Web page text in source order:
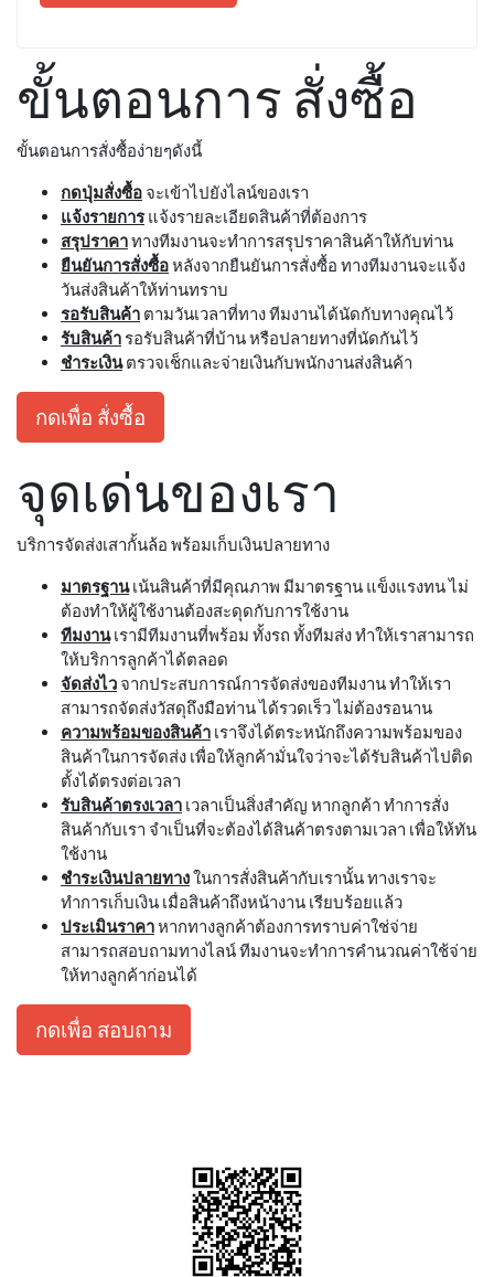
ขั้นตอนการ สั่งซื้อ
ขั้นตอนการสั่งซื้อง่ายๆดังนี้
กดปุ่มสั่งซื้อ จะเข้าไปยังไลน์ของเรา
แจ้งรายการแจ้งรายละเอียดสินค้าที่ต้องการ
สรุปราคาทางทีมงานจะทำการสรุปราคาสินค้าให้กับท่าน
ยืนยันการสั่งซื้อหลังจากยืนยันการสั่งซื้อ ทางทีมงานจะแจ้ง
วันส่งสินค้าให้ท่านทราบ
รอรับสินค้า ตามวันเวลาที่ทาง ทีมงานได้นัดกับทางคุณไว้
รับสินค้า รอรับสินค้าที่บ้าน หรือปลายทางที่นัดกันไว้
ชำระเงินตรวจเช็กและจ่ายเงินกับพนักงานส่งสินค้า
กดเพื่อ สั่งซื้อ
จุดเด่นของเรา
บริการจัดส่งเสากั้นล้อ พร้อมเก็บเงินปลายทาง
มาตรฐานเน้นสินค้าที่มีคุณภาพ มีมาตรฐาน แข็งแรงทน ไม่
ต้องทำให้ผู้ใช้งานต้องสะดุดกับการใช้งาน
ทีมงานเรามีทีมงานที่พร้อม ทั้งรถ ทั้งทีมส่ง ทำให้เราสามารถ
ให้บริการลูกค้าได้ตลอด
จัดส่งไว จากประสบการณ์การจัดส่งของทีมงาน ทำให้เรา
สามารถจัดส่งวัสดุถึงมือท่าน ได้รวดเร็ว ไม่ต้องรอนาน
ความพร้อมของสินค้า เราจึงได้ตระหนักถึงความพร้อมของ
สินค้าในการจัดส่ง เพื่อให้ลูกค้ามั่นใจว่าจะได้รับสินค้าไปติด
ตั้งได้ตรงต่อเวลา
รับสินค้าตรงเวลา เวลาเป็นสิ่งสำคัญ หากลูกค้า ทำการสั่ง
สินค้ากับเรา จำเป็นที่จะต้องได้สินค้าตรงตามเวลา เพื่อให้ทัน
ใช้งาน
ชำระเงินปลายทางในการสั่งสินค้ากับเรานั้น ทางเราจะ
ทำการเก็บเงิน เมื่อสินค้าถึงหน้างาน เรียบร้อยแล้ว
ประเมินราคาหากทางลูกค้าต้องการทราบค่าใช่จ่าย
สามารถสอบถามทางไลน์ ทีมงานจะทำการคำนวณค่าใช้จ่าย
ให้ทางลูกค้าก่อนได้
กดเพื่อ สอบถาม